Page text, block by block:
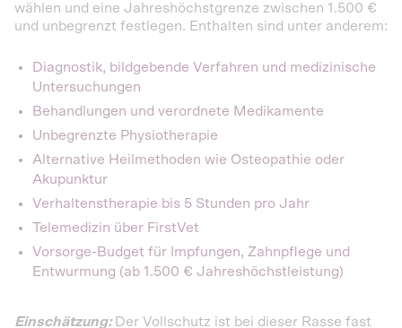
wählen und eine Jahreshöchstgrenze zwischen 1.500 €
und unbegrenzt festlegen. Enthalten sind unter anderem:
Diagnostik, bildgebende Verfahren und medizinische
Untersuchungen
Behandlungen und verordnete Medikamente
Unbegrenzte Physiotherapie
Alternative Heilmethoden wie Osteopathie oder
Akupunktur
Verhaltenstherapie bis 5 Stunden pro Jahr
Telemedizin über FirstVet
Vorsorge-Budget für Impfungen, Zahnpflege und
Entwurmung (ab 1.500 € Jahreshöchstleistung)
Einschätzung: Der Vollschutz ist bei dieser Rasse fast